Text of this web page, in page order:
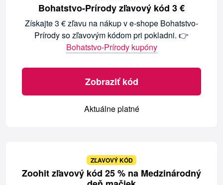
Bohatstvo-Prírody zľavový kód 3 €
Získajte 3 € zľavu na nákup v e-shope Bohatstvo-
Prírody so zľavovým kódom pri pokladni. 👉
Bohatstvo-Prírody kupóny
Zobraziť kód
Aktuálne platné
ZĽAVOVÝ KÓD
Zoohit zľavový kód 25 % na Medzinárodný